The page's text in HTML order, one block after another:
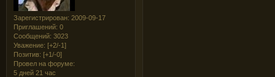
Зарегистрирован: 2009-09-17
Приглашений: 0
Сообщений: 3023
Уважение: [+2/-1]
Позитив: [+1/-0]
Провел на форуме:
5 дней 21 час